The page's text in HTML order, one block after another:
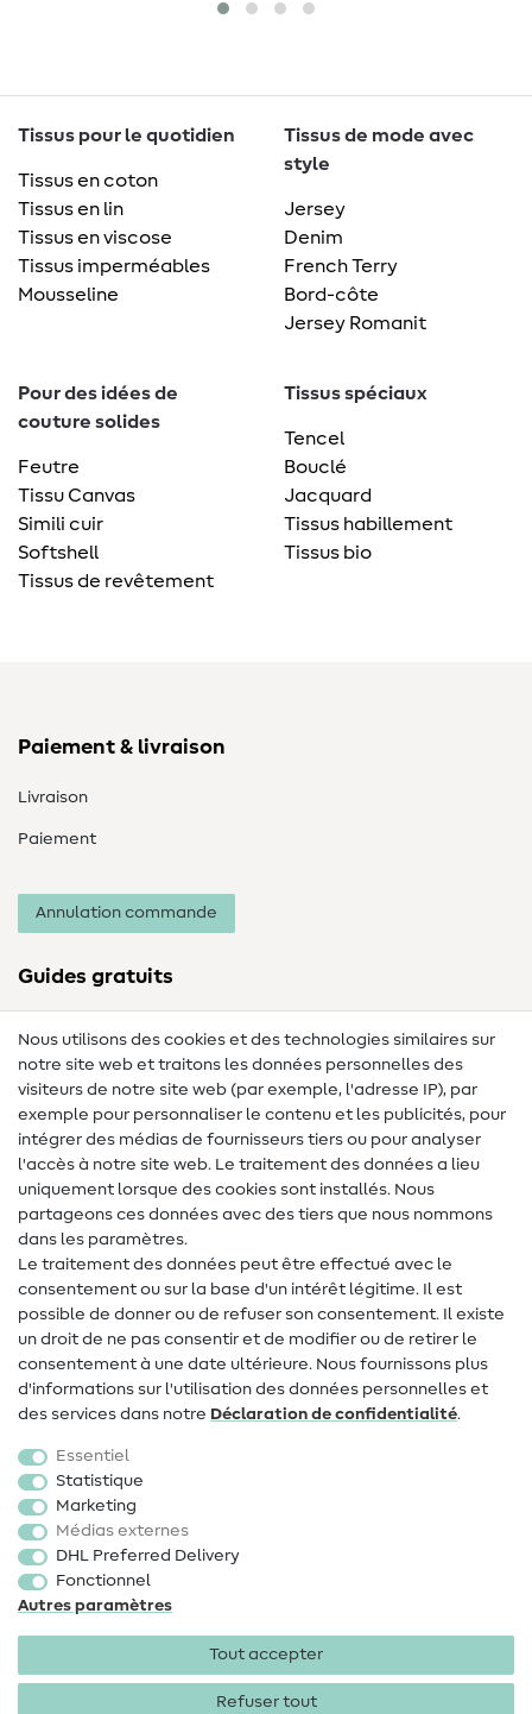
Tissus pour le quotidien
Tissus en coton
Tissus en lin
Tissus en viscose
Tissus imperméables
Mousseline
Tissus de mode avec
style
Jersey
Denim
French Terry
Bord-côte
Jersey Romanit
Pour des idées de
couture solides
Feutre
Tissu Canvas
Simili cuir
Softshell
Tissus de revêtement
Tissus spéciaux
Tencel
Bouclé
Jacquard
Tissus habillement
Tissus bio
Paiement & livraison
Livraison
Paiement
Annulation commande
Guides gratuits
Lexique de couture
Tutos de couture
Aide & contact
Contact
Changement de propriétaire
FAQ
Droit de rétractation
Populaire
Accessoires de couture
Promotions
Nous utilisons des cookies et des technologies similaires sur
notre site web et traitons les données personnelles des
visiteurs de notre site web (par exemple, l'adresse IP), par
exemple pour personnaliser le contenu et les publicités, pour
intégrer des médias de fournisseurs tiers ou pour analyser
l'accès à notre site web. Le traitement des données a lieu
uniquement lorsque des cookies sont installés. Nous
partageons ces données avec des tiers que nous nommons
dans les paramètres.
Le traitement des données peut être effectué avec le
consentement ou sur la base d'un intérêt légitime. Il est
possible de donner ou de refuser son consentement. Il existe
un droit de ne pas consentir et de modifier ou de retirer le
consentement à une date ultérieure. Nous fournissons plus
d'informations sur l'utilisation des données personnelles et
des services dans notre Déclaration de confidentialité.
Essentiel
Statistique
Marketing
Médias externes
DHL Preferred Delivery
Fonctionnel
Autres paramètres
Tout accepter
Refuser tout
Mentions légales Protection des données CGV
Droit